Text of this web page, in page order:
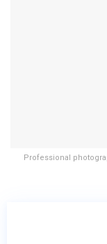
Professional